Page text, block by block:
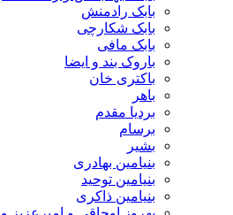
بابک رادمنش
بابک شکارچی
بابک مافی
باروک بند و ایضا
باکتری خان
بردیا مقدم
بنیامین بهادری
بنیامین توحید
بنیامین ذاکری